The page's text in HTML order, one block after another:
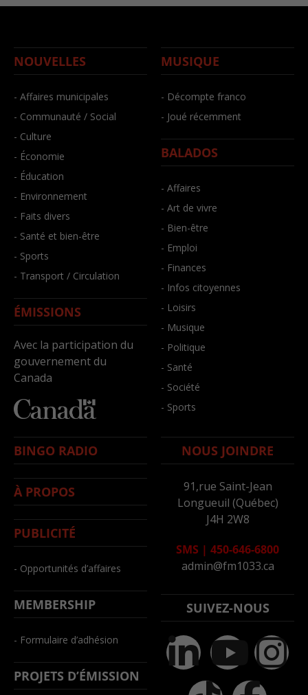
NOUVELLES
- Affaires municipales
- Communauté / Social
- Culture
- Économie
- Éducation
- Environnement
- Faits divers
- Santé et bien-être
- Sports
- Transport / Circulation
ÉMISSIONS
Avec la participation du
gouvernement du
Canada
MUSIQUE
- Décompte franco
- Joué récemment
BALADOS
- Affaires
- Art de vivre
- Bien-être
- Emploi
- Finances
- Infos citoyennes
- Loisirs
- Musique
- Politique
- Santé
- Société
- Sports
BINGO RADIO
À PROPOS
PUBLICITÉ
- Opportunités d’affaires
MEMBERSHIP
- Formulaire d’adhésion
PROJETS D’ÉMISSION
NOUS JOINDRE
91,rue Saint-Jean
Longueuil (Québec)
J4H 2W8
SMS | 450-646-6800
admin@fm1033.ca
SUIVEZ-NOUS